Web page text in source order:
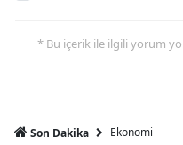
* Bu içerik ile ilgili yorum
Son Dakika Ekonomi